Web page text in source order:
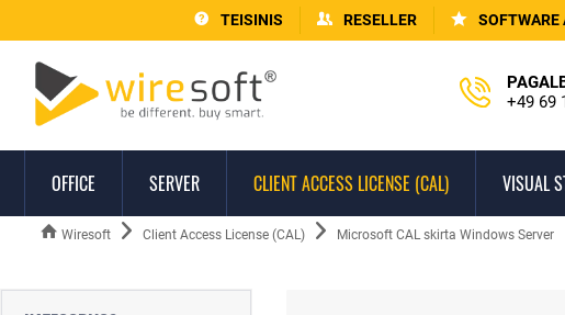
TEISINIS RESELLER SOFTWARE
+49 69
OFFICE SERVER CLIENT ACCESS LICENSE (CAL) VISUAL
Wiresoft Client Access License (CAL) Microsoft CAL skirta Windows Server